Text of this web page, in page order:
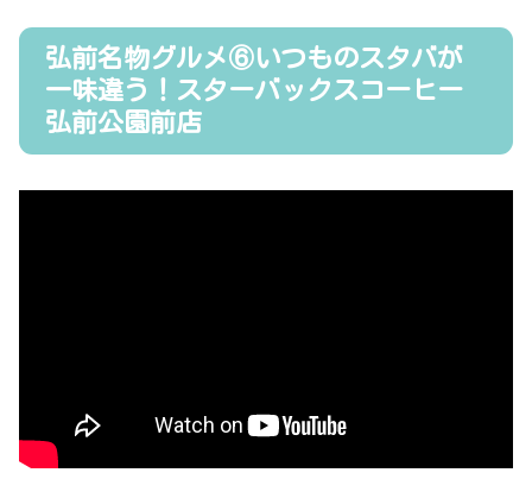
弘前名物グルメ⑥いつものスタバが
一味違う！スターバックスコーヒー
弘前公園前店